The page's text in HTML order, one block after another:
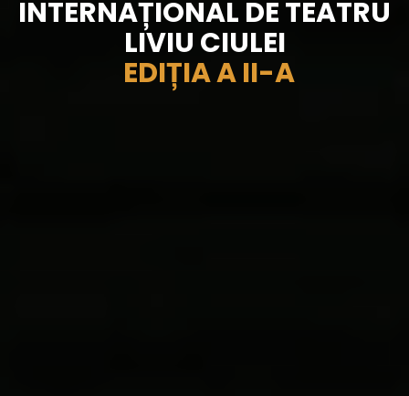
INTERNAȚIONAL DE TEATRU
LIVIU CIULEI
EDIȚIA A II-A